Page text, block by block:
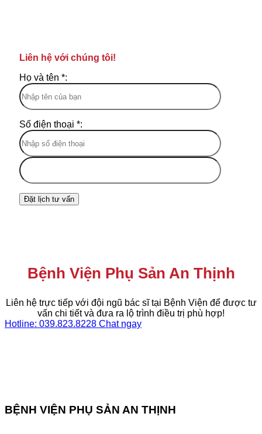
Liên hệ với chúng tôi!
Họ và tên *:
Số điện thoại *:
Bệnh Viện Phụ Sản An Thịnh
Liên hệ trực tiếp với đội ngũ bác sĩ tại Bệnh Viện để được tư
vấn chi tiết và đưa ra lộ trình điều trị phù hợp!
Hotline: 039.823.8228 Chat ngay
BỆNH VIỆN PHỤ SẢN AN THỊNH